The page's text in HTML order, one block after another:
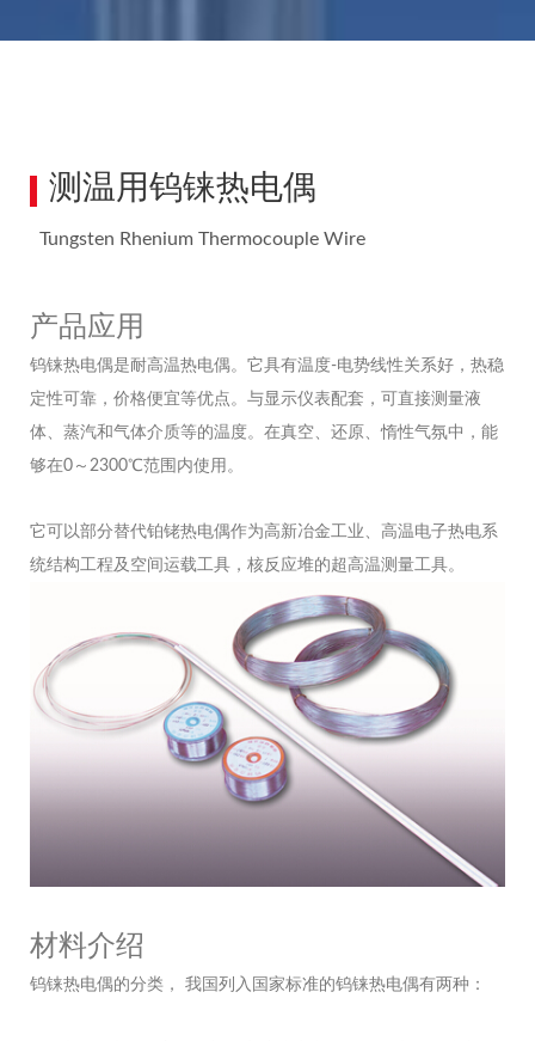
测温用钨铼热电偶
Tungsten Rhenium Thermocouple Wire
产品应用
钨铼热电偶是耐高温热电偶。它具有温度-电势线性关系好，热稳
定性可靠，价格便宜等优点。与显示仪表配套，可直接测量液
体、蒸汽和气体介质等的温度。在真空、还原、惰性气氛中，能
够在0～2300℃范围内使用。
它可以部分替代铂铑热电偶作为高新冶金工业、高温电子热电系
统结构工程及空间运载工具，核反应堆的超高温测量工具。
材料介绍
钨铼热电偶的分类， 我国列入国家标准的钨铼热电偶有两种：